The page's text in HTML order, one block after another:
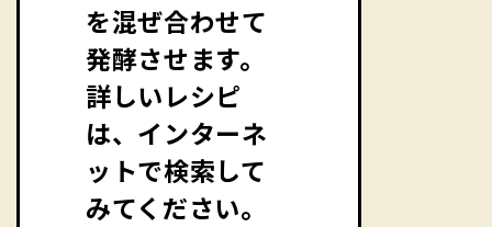
を混ぜ合わせて
発酵させます。
詳しいレシピ
は、インターネ
ットで検索して
みてください。